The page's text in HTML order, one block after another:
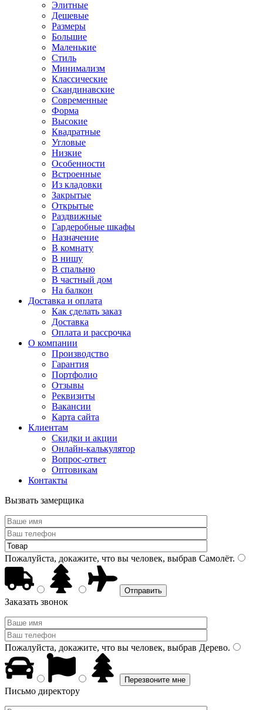
Элитные
Дешевые
Размеры
Большие
Маленькие
Стиль
Минимализм
Классические
Скандинавские
Современные
Форма
Высокие
Квадратные
Угловые
Низкие
Особенности
Встроенные
Из кладовки
Закрытые
Открытые
Раздвижные
Гардеробные шкафы
Назначение
В комнату
В нишу
В спальню
В частный дом
На балкон
Доставка и оплата
Как сделать заказ
Доставка
Оплата и рассрочка
О компании
Производство
Гарантия
Портфолио
Отзывы
Реквизиты
Вакансии
Карта сайта
Клиентам
Скидки и акции
Онлайн-калькулятор
Вопрос-ответ
Оптовикам
Контакты
Вызвать замерщика
Пожалуйста, докажите, что вы человек, выбрав Самолёт.
Заказать звонок
Пожалуйста, докажите, что вы человек, выбрав Дерево.
Письмо директору